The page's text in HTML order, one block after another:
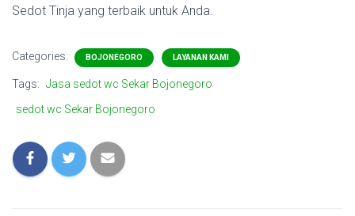
Sedot Tinja yang terbaik untuk Anda.
Categories: BOJONEGORO LAYANAN KAMI
Tags: Jasa sedot wc Sekar Bojonegoro
sedot wc Sekar Bojonegoro